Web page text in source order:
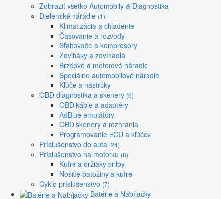
Zobraziť všetko Automobily & Diagnostika
Dielenské náradie (1)
Klimatizácia a chladenie
Časovanie a rozvody
Sťahovače a kompresory
Zdviháky a zdvíhadlá
Brzdové a motorové náradie
Špeciálne automobilové náradie
Kľúče a nástrčky
OBD diagnostika a skenery (6)
OBD káble a adaptéry
AdBlue emulátory
OBD skenery a rozhrania
Programovanie ECU a kľúčov
Príslušenstvo do auta (24)
Príslušenstvo na motorku (8)
Kufre a držiaky prilby
Nosiče batožiny a kufre
Cyklo príslušenstvo (7)
Batérie a Nabíjačky